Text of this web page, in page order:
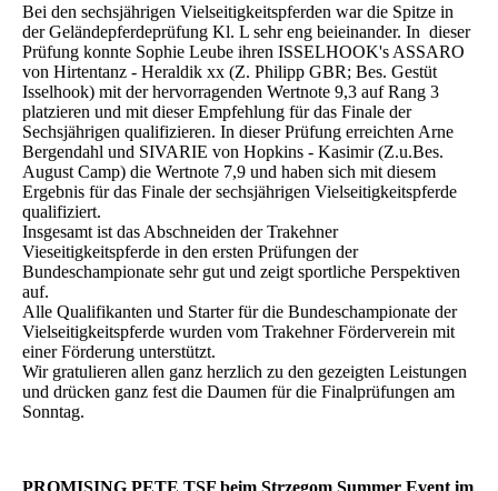
Bei den sechsjährigen Vielseitigkeitspferden war die Spitze in
der Geländepferdeprüfung Kl. L sehr eng beieinander. In dieser
Prüfung konnte Sophie Leube ihren ISSELHOOK's ASSARO
von Hirtentanz - Heraldik xx (Z. Philipp GBR; Bes. Gestüt
Isselhook) mit der hervorragenden Wertnote 9,3 auf Rang 3
platzieren und mit dieser Empfehlung für das Finale der
Sechsjährigen qualifizieren. In dieser Prüfung erreichten Arne
Bergendahl und SIVARIE von Hopkins - Kasimir (Z.u.Bes.
August Camp) die Wertnote 7,9 und haben sich mit diesem
Ergebnis für das Finale der sechsjährigen Vielseitigkeitspferde
qualifiziert.
Insgesamt ist das Abschneiden der Trakehner
Vieseitigkeitspferde in den ersten Prüfungen der
Bundeschampionate sehr gut und zeigt sportliche Perspektiven
auf.
Alle Qualifikanten und Starter für die Bundeschampionate der
Vielseitigkeitspferde wurden vom Trakehner Förderverein mit
einer Förderung unterstützt.
Wir gratulieren allen ganz herzlich zu den gezeigten Leistungen
und drücken ganz fest die Daumen für die Finalprüfungen am
Sonntag.
PROMISING PETE TSF beim Strzegom Summer Event im